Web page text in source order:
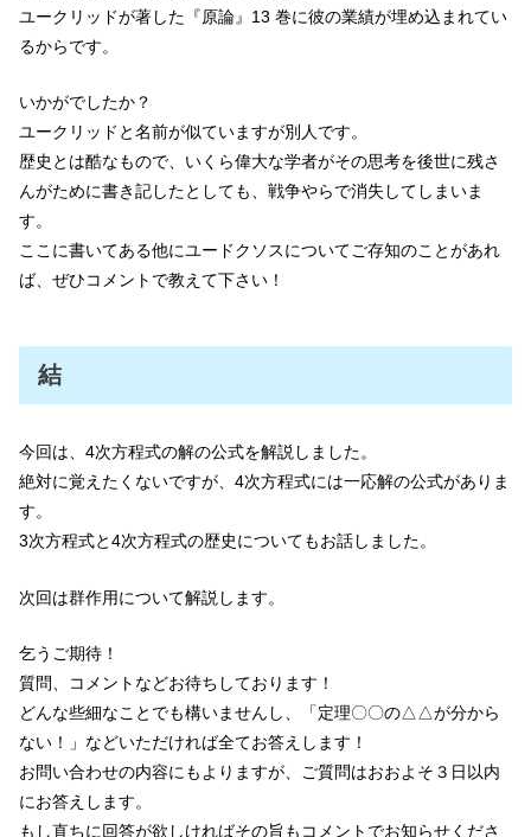
ユークリッドが著した『原論』13 巻に彼の業績が埋め込まれてい
るからです。
いかがでしたか？
ユークリッドと名前が似ていますが別人です。
歴史とは酷なもので、いくら偉大な学者がその思考を後世に残さ
んがために書き記したとしても、戦争やらで消失してしまいま
す。
ここに書いてある他にユードクソスについてご存知のことがあれ
ば、ぜひコメントで教えて下さい！
結
今回は、4次方程式の解の公式を解説しました。
絶対に覚えたくないですが、4次方程式には一応解の公式がありま
す。
3次方程式と4次方程式の歴史についてもお話しました。
次回は群作用について解説します。
乞うご期待！
質問、コメントなどお待ちしております！
どんな些細なことでも構いませんし、「定理〇〇の△△が分から
ない！」などいただければ全てお答えします！
お問い合わせの内容にもよりますが、ご質問はおおよそ３日以内
にお答えします。
もし直ちに回答が欲しければその旨もコメントでお知らせくださ